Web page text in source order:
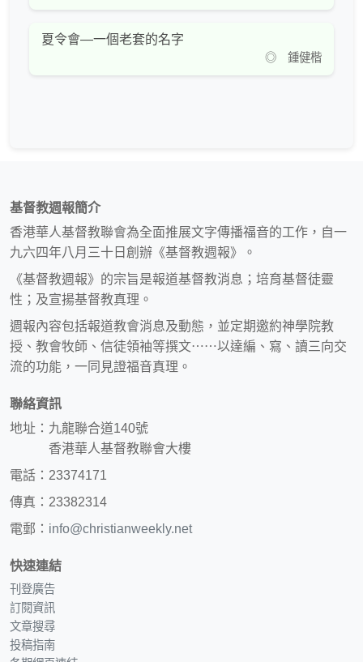
夏令會—一個老套的名字
◎ 鍾健楷
基督教週報簡介
香港華人基督教聯會為全面推展文字傳播福音的工作，自一
九六四年八月三十日創辦《基督教週報》。
《基督教週報》的宗旨是報道基督教消息；培育基督徒靈
性；及宣揚基督教真理。
週報內容包括報道教會消息及動態，並定期邀約神學院教
授、教會牧師、信徒領袖等撰文⋯⋯以達編、寫、讀三向交
流的功能，一同見證福音真理。
聯絡資訊
地址：九龍聯合道140號
香港華人基督教聯會大樓
電話：23374171
傳真：23382314
電郵： info@christianweekly.net
快速連結
刊登廣告
訂閱資訊
文章搜尋
投稿指南